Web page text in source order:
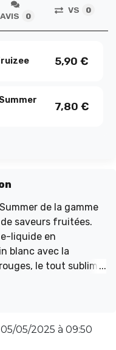
AVIS 0
VS 0
5,90 €
7,80 €
de la gamme
saveurs fruitées.
liquide en
blanc avec la
le tout sublimé
pour les amateurs
PG/VG de 50/50,
05/05/2025 à 09:50